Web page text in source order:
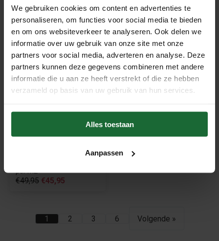
We gebruiken cookies om content en advertenties te
personaliseren, om functies voor social media te bieden
en om ons websiteverkeer te analyseren. Ook delen we
informatie over uw gebruik van onze site met onze
partners voor social media, adverteren en analyse. Deze
partners kunnen deze gegevens combineren met andere
informatie die u aan ze heeft verstrekt of die ze hebben
verzameld op basis van uw gebruik van hun services.
Alles toestaan
Aanpassen
10m lang
€169,50 €155,00
TAVIRA - per m2
€49,95 €41,95
Sale
per m2
€49,95 €45,95
1 2 3 6 Volgende »